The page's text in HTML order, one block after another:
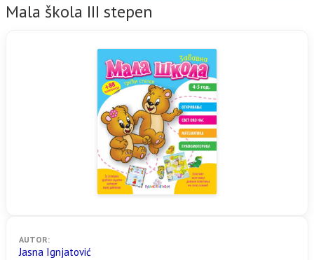
Mala škola III stepen
AUTOR:
Jasna Ignjatović